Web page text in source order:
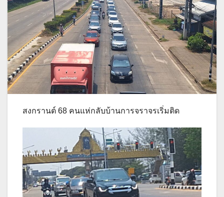
สงกรานต์ 68 คนแห่กลับบ้านการจราจรเริ่มติด